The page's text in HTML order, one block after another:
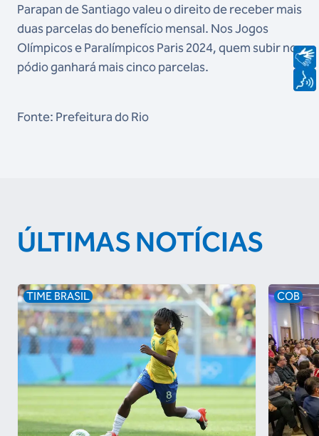
Parapan de Santiago valeu o direito de receber mais
duas parcelas do benefício mensal. Nos Jogos
Olímpicos e Paralímpicos Paris 2024, quem subir no
pódio ganhará mais cinco parcelas.
Fonte: Prefeitura do Rio
ÚLTIMAS NOTÍCIAS
TIME BRASIL COB